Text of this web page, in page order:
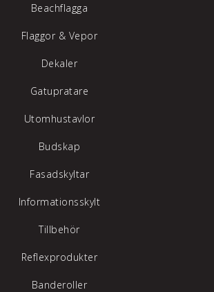
Beachflagga
Flaggor & Vepor
Dekaler
Gatupratare
Utomhustavlor
Budskap
Fasadskyltar
Informationsskylt
Tillbehör
Reflexprodukter
Banderoller